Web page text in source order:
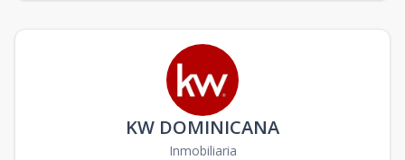
KW DOMINICANA
Inmobiliaria